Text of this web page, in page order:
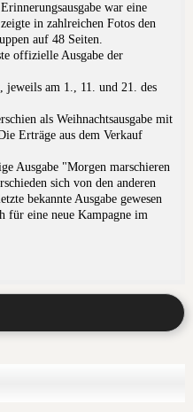
war eine
in zahlreichen Fotos den
auf 48 Seiten.
offizielle Ausgabe der
jeweils am 1., 11. und 21. des
als Weihnachtsausgabe mit
Erträge aus dem Verkauf
Ausgabe "Morgen marschieren
sich von den anderen
bekannte Ausgabe gewesen
für eine neue Kampagne im